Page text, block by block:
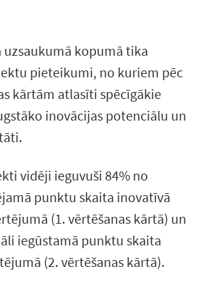
kopumā tika
pieteikumi, no kuriem pēc
kārtām atlasīti spēcīgākie
inovācijas potenciālu un
vidēji ieguvuši 84% no
punktu skaita inovatīvā
(1. vērtēšanas kārtā) un
iegūstamā punktu skaita
(2. vērtēšanas kārtā).